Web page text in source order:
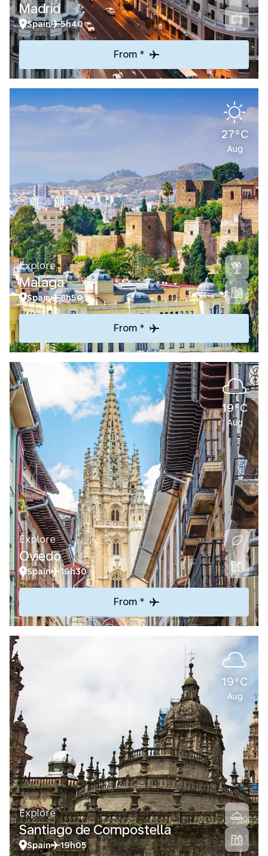
Madrid
Spain 5h40
From *
27°C
Aug
Explore
Malaga
Spain 8h50
From *
19°C
Aug
Explore
Oviedo
Spain 19h30
From *
19°C
Aug
Explore
Santiago de Compostella
Spain 19h05